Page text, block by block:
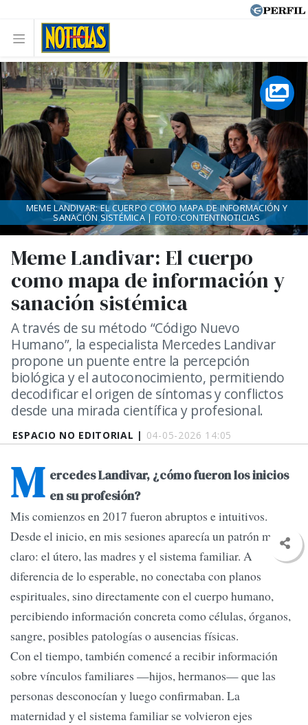
ESPACIO NO EDITORIAL | 04-05-2026 14:05
Meme Landivar: El cuerpo
como mapa de información y
sanación sistémica
A través de su método “Código Nuevo
Humano”, la especialista Mercedes Landivar
propone un puente entre la percepción
biológica y el autoconocimiento, permitiendo
decodificar el origen de síntomas y conflictos
desde una mirada científica y profesional.
MEME LANDIVAR: EL CUERPO COMO MAPA DE INFORMACIÓN Y
SANACIÓN SISTÉMICA | FOTO:CONTENTNOTICIAS
M ercedes Landivar, ¿cómo fueron los inicios
en su profesión?
Mis comienzos en 2017 fueron abruptos e intuitivos.
Desde el inicio, en mis sesiones aparecía un patrón muy
claro: el útero, las madres y el sistema familiar. A
diferencia de lo esperable, no conectaba con planos
espirituales, sino directamente con el cuerpo humano,
percibiendo información concreta como células, órganos,
sangre, posibles patologías o ausencias físicas.
Con el tiempo, también comencé a recibir información
sobre vínculos familiares —hijos, hermanos— que las
personas desconocían y luego confirmaban. La
maternidad y el sistema familiar se volvieron ejes